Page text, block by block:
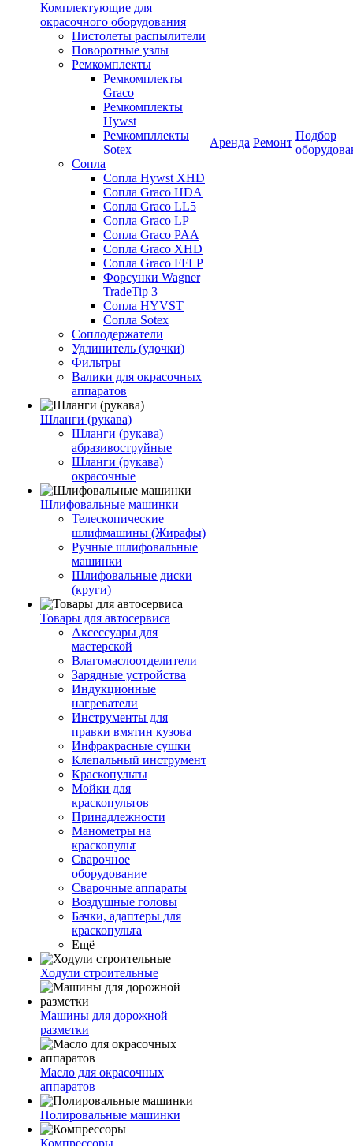
Комплектующие для
окрасочного оборудования
Пистолеты распылители
Поворотные узлы
Ремкомплекты
Ремкомплекты
Graco
Ремкомплекты
Hywst
Ремкомпллекты
Sotex
Сопла
Сопла Hywst XHD
Сопла Graco HDA
Сопла Graco LL5
Сопла Graco LP
Сопла Graco PAA
Сопла Graco XHD
Сопла Graco FFLP
Форсунки Wagner
TradeTip 3
Сопла HYVST
Сопла Sotex
Соплодержатели
Удлинитель (удочки)
Фильтры
Валики для окрасочных
аппаратов
Шланги (рукава)
Шланги (рукава)
абразивоструйные
Шланги (рукава)
окрасочные
Шлифовальные машинки
Телескопические
шлифмашины (Жирафы)
Ручные шлифовальные
машинки
Шлифовальные диски
(круги)
Товары для автосервиса
Аксессуары для
мастерской
Влагомаслоотделители
Зарядные устройства
Индукционные
нагреватели
Инструменты для
правки вмятин кузова
Инфракрасные сушки
Клепальный инструмент
Краскопульты
Мойки для
краскопультов
Принадлежности
Манометры на
краскопульт
Сварочное
оборудование
Сварочные аппараты
Воздушные головы
Бачки, адаптеры для
краскопульта
Ещё
Ходули строительные
Машины для дорожной
разметки
Масло для окрасочных
аппаратов
Полировальные машинки
Компрессоры
Аренда Ремонт
Подбор